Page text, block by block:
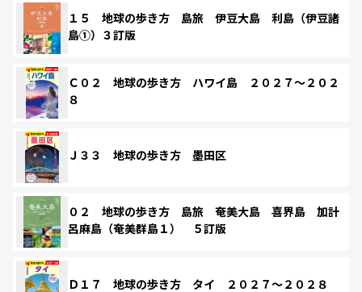
１５ 地球の歩き方 島旅 伊豆大島 利島（伊豆諸
島①）３訂版
Ｃ０２ 地球の歩き方 ハワイ島 ２０２７～２０２
８
Ｊ３３ 地球の歩き方 墨田区
０２ 地球の歩き方 島旅 奄美大島 喜界島 加計
呂麻島（奄美群島１） ５訂版
Ｄ１７ 地球の歩き方 タイ ２０２７～２０２８